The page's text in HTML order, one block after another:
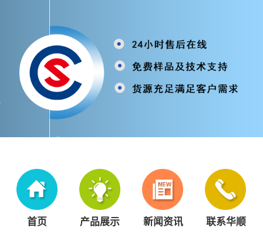
首页 产品展示 新闻资讯 联系华顺